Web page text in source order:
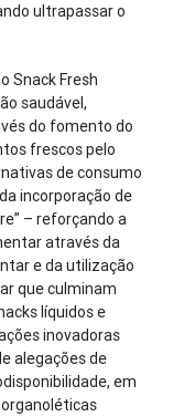
ultrapassar o
Snack Fresh
saudável,
do fomento do
frescos pelo
de consumo
incorporação de
– reforçando a
através da
e da utilização
que culminam
líquidos e
inovadoras
alegações de
em